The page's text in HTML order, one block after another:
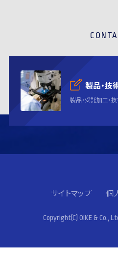
製品・技
製品・受託加工・
サイトマップ 個
Copyright(C) OIKE & Co.,